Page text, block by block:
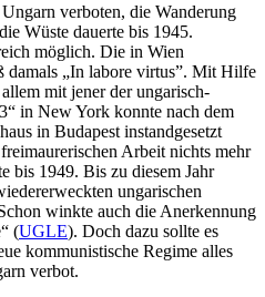
verboten, die Wanderung
Wüste dauerte bis 1945.
möglich. Die in Wien
damals „In labore virtus”. Mit Hilfe
mit jener der ungarisch-
in New York konnte nach dem
in Budapest instandgesetzt
Arbeit nichts mehr
bis 1949. Bis zu diesem Jahr
ungarischen
winkte auch die Anerkennung
(UGLE). Doch dazu sollte es
kommunistische Regime alles
verbot.